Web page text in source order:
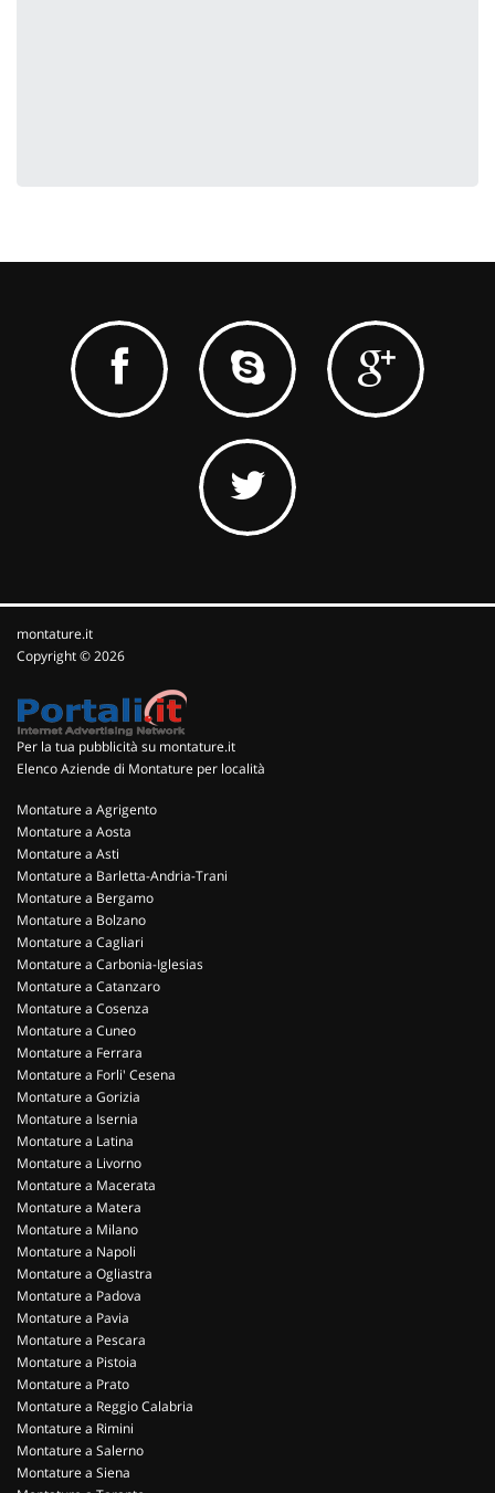
montature.it
Copyright © 2026
Per la tua pubblicità su montature.it
Elenco Aziende di Montature per località
Montature a Agrigento
Montature a Aosta
Montature a Asti
Montature a Barletta-Andria-Trani
Montature a Bergamo
Montature a Bolzano
Montature a Cagliari
Montature a Carbonia-Iglesias
Montature a Catanzaro
Montature a Cosenza
Montature a Cuneo
Montature a Ferrara
Montature a Forli' Cesena
Montature a Gorizia
Montature a Isernia
Montature a Latina
Montature a Livorno
Montature a Macerata
Montature a Matera
Montature a Milano
Montature a Napoli
Montature a Ogliastra
Montature a Padova
Montature a Pavia
Montature a Pescara
Montature a Pistoia
Montature a Prato
Montature a Reggio Calabria
Montature a Rimini
Montature a Salerno
Montature a Siena